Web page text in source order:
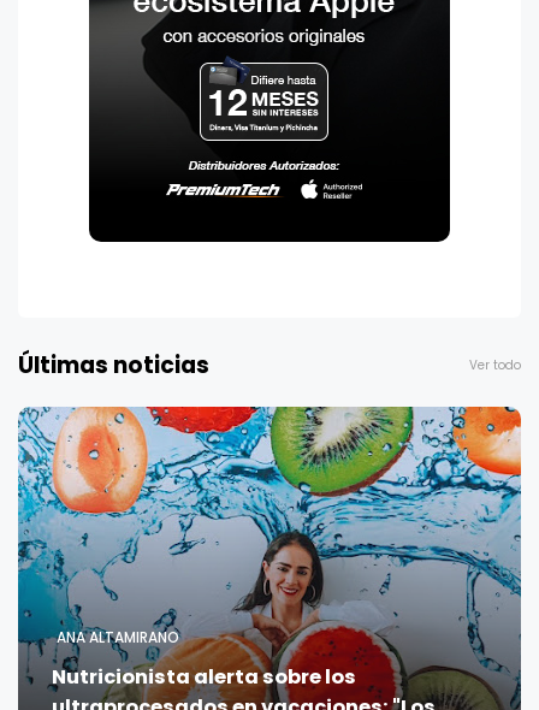
Últimas noticias Ver todo
ANA ALTAMIRANO
Nutricionista alerta sobre los